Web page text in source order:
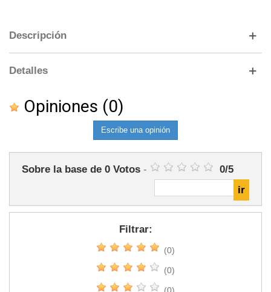
Descripción
Detalles
Opiniones (0)
Escribe una opinión
Sobre la base de 0 Votos - 0/5
Filtrar:
(0)
(0)